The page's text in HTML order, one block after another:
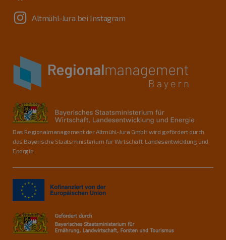
Altmühl-Jura bei Instagram
Das Regionalmanagement der Altmühl-Jura GmbH wird gefördert durch
das Bayerische Staatsministerium für Wirtschaft, Landesentwicklung und
Energie.